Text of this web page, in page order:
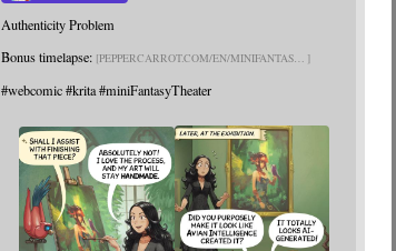
Authenticity Problem
Bonus timelapse: PEPPERCARROT.COM/EN/MINIFANTAS
#webcomic #krita#miniFantasyTheater